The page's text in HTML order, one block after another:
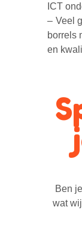
ICT
– Veel
borrels
en
Ben
wat